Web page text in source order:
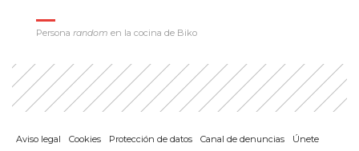
Persona random en la cocina de Biko
Aviso legal Cookies Protección de datos Canal de denuncias Únete